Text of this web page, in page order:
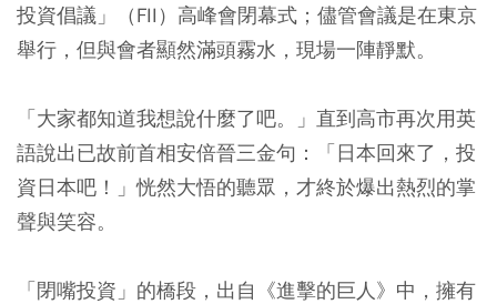
投資倡議」（FII）高峰會閉幕式；儘管會議是在東京
舉行，但與會者顯然滿頭霧水，現場一陣靜默。
「大家都知道我想說什麼了吧。」直到高市再次用英
語說出已故前首相安倍晉三金句：「日本回來了，投
資日本吧！」恍然大悟的聽眾，才終於爆出熱烈的掌
聲與笑容。
「閉嘴投資」的橋段，出自《進擊的巨人》中，擁有